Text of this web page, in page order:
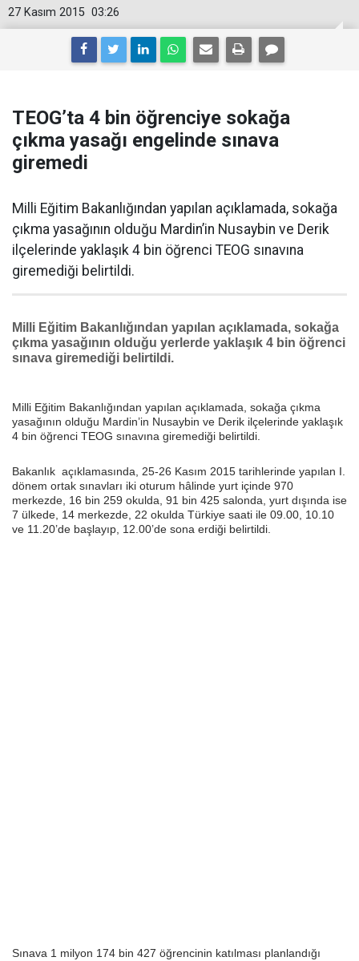
03:26
27 Kasım 2015
TEOG’ta 4 bin öğrenciye sokağa
çıkma yasağı engelinde sınava
giremedi
Milli Eğitim Bakanlığından yapılan açıklamada, sokağa
çıkma yasağının olduğu Mardin’in Nusaybin ve Derik
ilçelerinde yaklaşık 4 bin öğrenci TEOG sınavına
giremediği belirtildi.
Milli Eğitim Bakanlığından yapılan açıklamada, sokağa
çıkma yasağının olduğu yerlerde yaklaşık 4 bin öğrenci
sınava giremediği belirtildi.
Milli Eğitim Bakanlığından yapılan açıklamada, sokağa çıkma
yasağının olduğu Mardin’in Nusaybin ve Derik ilçelerinde yaklaşık
4 bin öğrenci TEOG sınavına giremediği belirtildi.
Bakanlık açıklamasında, 25-26 Kasım 2015 tarihlerinde yapılan I.
dönem ortak sınavları iki oturum hâlinde yurt içinde 970
merkezde, 16 bin 259 okulda, 91 bin 425 salonda, yurt dışında ise
7 ülkede, 14 merkezde, 22 okulda Türkiye saati ile 09.00, 10.10
ve 11.20’de başlayıp, 12.00’de sona erdiği belirtildi.
Sınava 1 milyon 174 bin 427 öğrencinin katılması planlandığı